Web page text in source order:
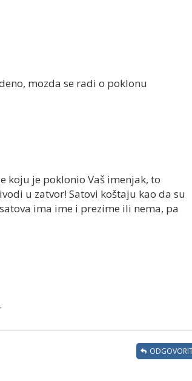
mozda se radi o poklonu
koju je poklonio Vaš imenjak, to
u zatvor! Satovi koštaju kao da su
ima ime i prezime ili nema, pa